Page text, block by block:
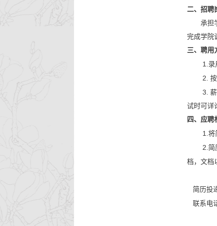
二、招聘
承担
完成学院
三、聘用
1. 录
2.
3.
试时可详
四、应聘
1. 将
2. 简
档，文档
简历投
联系电